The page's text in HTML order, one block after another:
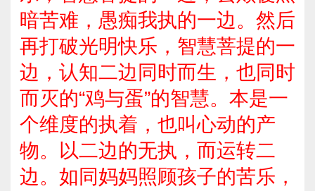
暗苦难，愚痴我执的一边。然后
再打破光明快乐，智慧菩提的一
边，认知二边同时而生，也同时
而灭的“鸡与蛋”的智慧。本是一
个维度的执着，也叫心动的产
物。以二边的无执，而运转二
边。如同妈妈照顾孩子的苦乐，